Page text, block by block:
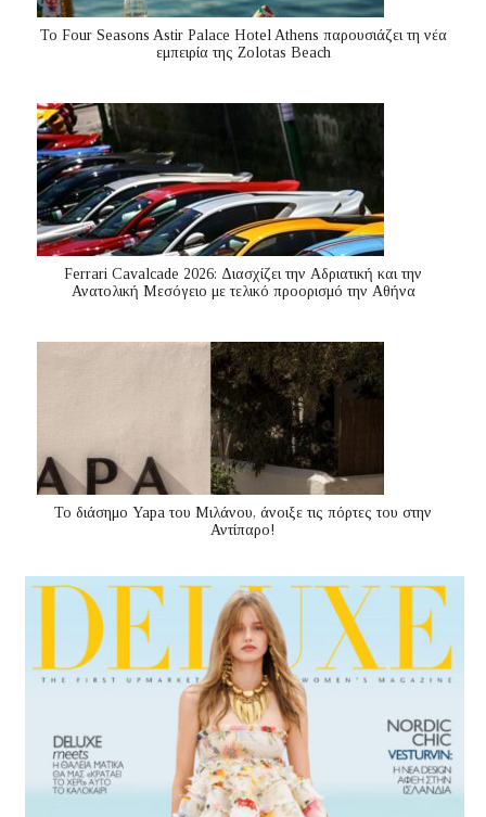
Το Four Seasons Astir Palace Hotel Athens παρουσιάζει τη νέα
εμπειρία της Zolotas Beach
Ferrari Cavalcade 2026: Διασχίζει την Αδριατική και την
Ανατολική Μεσόγειo με τελικό προορισμό την Αθήνα
Το διάσημο Yapa του Μιλάνου, άνοιξε τις πόρτες του στην
Αντίπαρο!